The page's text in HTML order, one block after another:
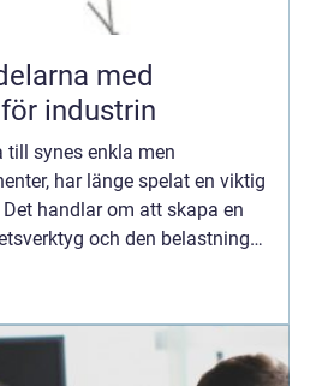
med
industrin
till synes enkla men
har länge spelat en viktig
handlar om att skapa en
och den belastning